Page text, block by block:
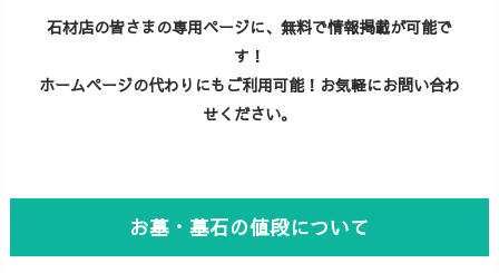
石材店の皆さまの専用ページに、無料で情報掲載が可能で
す！
ホームページの代わりにもご利用可能！お気軽にお問い合わ
せください。
お墓・墓石の値段について